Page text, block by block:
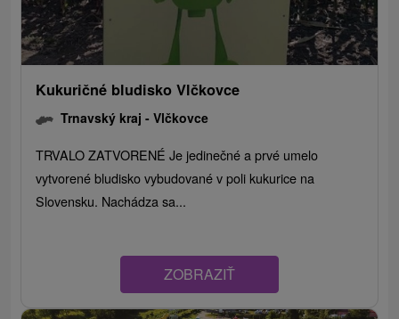
Kukuričné bludisko Vlčkovce
Trnavský kraj -Vlčkovce
TRVALO ZATVORENÉ Je jedinečné a prvé umelo
vytvorené bludisko vybudované v poli kukurice na
Slovensku. Nachádza sa...
ZOBRAZIŤ